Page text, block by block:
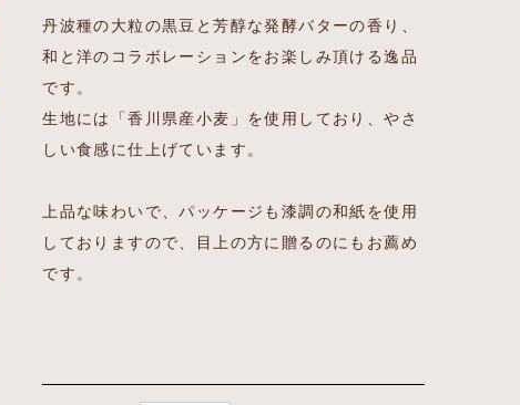
丹波種の大粒の黒豆と芳醇な発酵バターの香り、
和と洋のコラボレーションをお楽しみ頂ける逸品
です。
生地には「香川県産小麦」を使用しており、やさ
しい食感に仕上げています。
上品な味わいで、パッケージも漆調の和紙を使用
しておりますので、目上の方に贈るのにもお薦め
です。